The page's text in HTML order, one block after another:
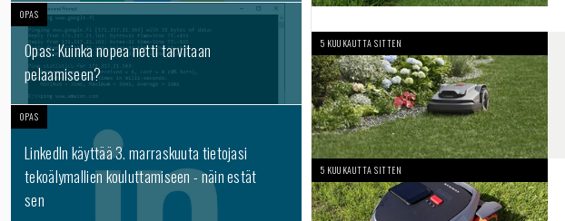
OPAS
Opas: Kuinka nopea netti tarvitaan
pelaamiseen?
OPAS
LinkedIn käyttää 3. marraskuuta tietojasi
tekoälymallien kouluttamiseen - näin estät
sen
5 KUUKAUTTA SITTEN
5 KUUKAUTTA SITTEN